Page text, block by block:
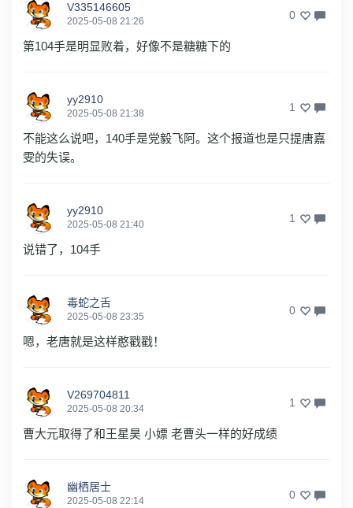
V335146605
2025-05-08 21:26 0
第104手是明显败着，好像不是糖糖下的
yy2910
2025-05-08 21:38 1
不能这么说吧，140手是党毅飞阿。这个报道也是只提唐嘉
雯的失误。
yy2910
2025-05-08 21:40 1
说错了，104手
毒蛇之舌
2025-05-08 23:35 0
嗯，老唐就是这样憨戳戳！
V269704811
2025-05-08 20:34 1
曹大元取得了和王星昊 小嫖 老曹头一样的好成绩
幽栖居士
2025-05-08 22:14 0